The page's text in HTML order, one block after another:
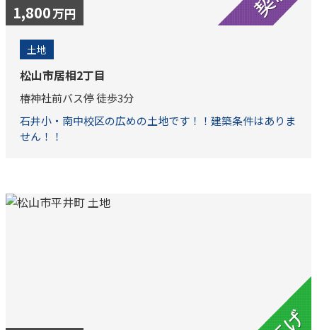
1,800万円
土地
松山市居相2丁目
椿神社前バス停 徒歩3分
石井小・南中校区の広めの土地です！！建築条件はありま
せん！！